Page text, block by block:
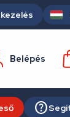
Belépés